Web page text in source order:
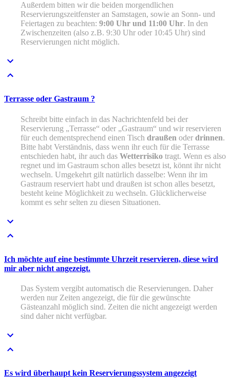
Außerdem bitten wir die beiden morgendlichen
Reservierungszeitfenster an Samstagen, sowie an Sonn- und
Feiertagen zu beachten: 9:00 Uhr und 11:00 Uhr. In den
Zwischenzeiten (also z.B. 9:30 Uhr oder 10:45 Uhr) sind
Reservierungen nicht möglich.
Terrasse oder Gastraum ?
Schreibt bitte einfach in das Nachrichtenfeld bei der
Reservierung „Terrasse“ oder „Gastraum“ und wir reservieren
für euch dementsprechend einen Tisch draußen oder drinnen.
Bitte habt Verständnis, dass wenn ihr euch für die Terrasse
entschieden habt, ihr auch das Wetterrisiko tragt. Wenn es also
regnet und im Gastraum schon alles besetzt ist, könnt ihr nicht
wechseln. Umgekehrt gilt natürlich dasselbe: Wenn ihr im
Gastraum reserviert habt und draußen ist schon alles besetzt,
besteht keine Möglichkeit zu wechseln. Glücklicherweise
kommt es sehr selten zu diesen Situationen.
Ich möchte auf eine bestimmte Uhrzeit reservieren, diese wird
mir aber nicht angezeigt.
Das System vergibt automatisch die Reservierungen. Daher
werden nur Zeiten angezeigt, die für die gewünschte
Gästeanzahl möglich sind. Zeiten die nicht angezeigt werden
sind daher nicht verfügbar.
Es wird überhaupt kein Reservierungssystem angezeigt